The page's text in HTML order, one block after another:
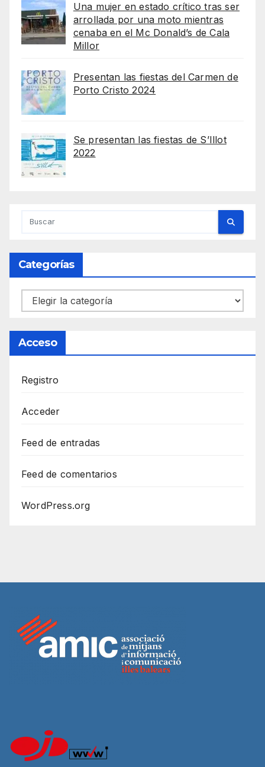
Una mujer en estado crítico tras ser
arrollada por una moto mientras
cenaba en el Mc Donald’s de Cala
Millor
Presentan las fiestas del Carmen de
Porto Cristo 2024
Se presentan las fiestas de S’Illot
2022
Categorías
Categorías
Acceso
Registro
Acceder
Feed de entradas
Feed de comentarios
WordPress.org